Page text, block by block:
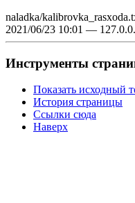
naladka/
2021/06/23 10:01 —
Инструменты
Показать исходный
История страницы
Ссылки сюда
Наверх